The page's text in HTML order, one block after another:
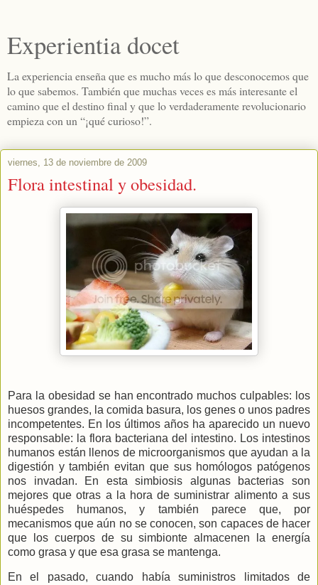
Experientia docet
La experiencia enseña que es mucho más lo que desconocemos que
lo que sabemos. También que muchas veces es más interesante el
camino que el destino final y que lo verdaderamente revolucionario
empieza con un “¡qué curioso!”.
viernes, 13 de noviembre de 2009
Flora intestinal y obesidad.
Para la obesidad se han encontrado muchos culpables: los
huesos grandes, la comida basura, los genes o unos padres
incompetentes. En los últimos años ha aparecido un nuevo
responsable: la flora bacteriana del intestino. Los intestinos
humanos están llenos de microorganismos que ayudan a la
digestión y también evitan que sus homólogos patógenos
nos invadan. En esta simbiosis algunas bacterias son
mejores que otras a la hora de suministrar alimento a sus
huéspedes humanos, y también parece que, por
mecanismos que aún no se conocen, son capaces de hacer
que los cuerpos de su simbionte almacenen la energía
como grasa y que esa grasa se mantenga.
En el pasado, cuando había suministros limitados de